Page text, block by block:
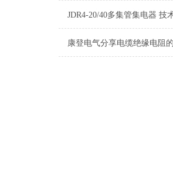
JDR4-20/40多集管集电器 技